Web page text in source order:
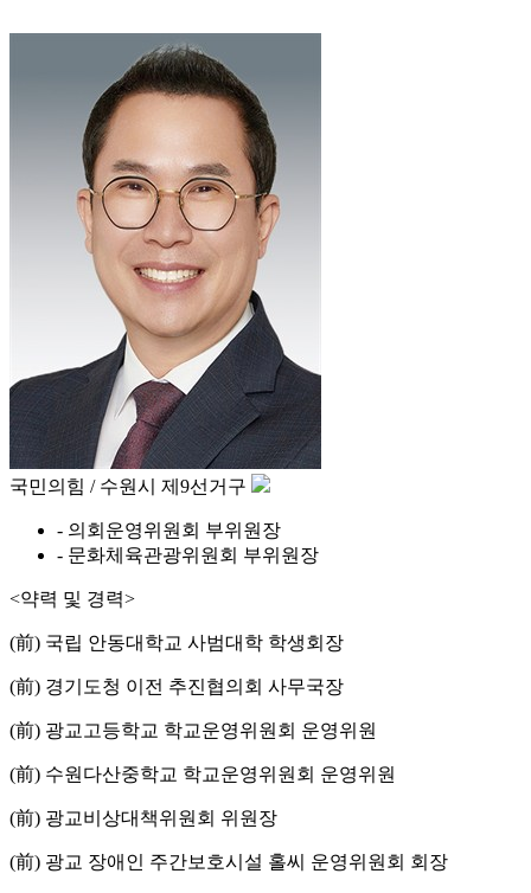
국민의힘 / 수원시 제9선거구
- 의회운영위원회 부위원장
- 문화체육관광위원회 부위원장
<약력 및 경력>
(前) 국립 안동대학교 사범대학 학생회장
(前) 경기도청 이전 추진협의회 사무국장
(前) 광교고등학교 학교운영위원회 운영위원
(前) 수원다산중학교 학교운영위원회 운영위원
(前) 광교비상대책위원회 위원장
(前) 광교 장애인 주간보호시설 홀씨 운영위원회 회장